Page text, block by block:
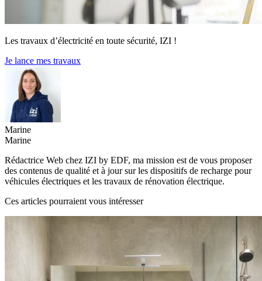
Les travaux d’électricité en toute sécurité, IZI !
Je lance mes travaux
Marine
Marine
Rédactrice Web chez IZI by EDF, ma mission est de vous proposer
des contenus de qualité et à jour sur les dispositifs de recharge pour
véhicules électriques et les travaux de rénovation électrique.
Ces articles pourraient vous intéresser